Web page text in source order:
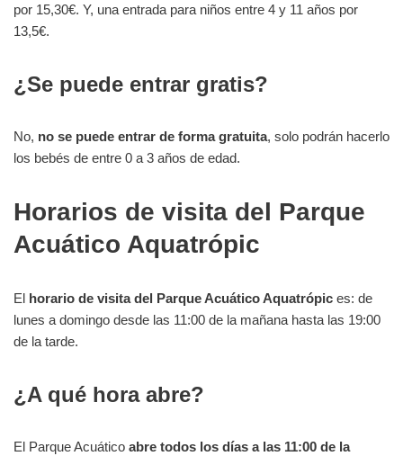
por 15,30€. Y, una entrada para niños entre 4 y 11 años por
13,5€.
¿Se puede entrar gratis?
No, no se puede entrar de forma gratuita, solo podrán hacerlo
los bebés de entre 0 a 3 años de edad.
Horarios de visita del Parque
Acuático Aquatrópic
El horario de visita del Parque Acuático Aquatrópic es: de
lunes a domingo desde las 11:00 de la mañana hasta las 19:00
de la tarde.
¿A qué hora abre?
El Parque Acuático abre todos los días a las 11:00 de la